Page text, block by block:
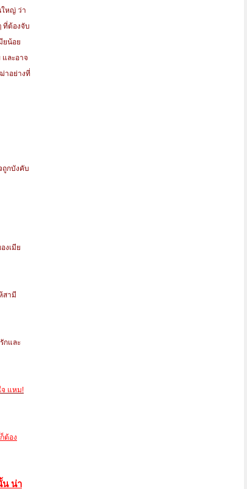
หญ่ ว่า
ที่ต้องจับ
ยน้อย
ละอาจ
าอย่างที่
ถูกบังคับ
งเมีย
สามี
กและ
จ แหม!
ต้อง
น น่า